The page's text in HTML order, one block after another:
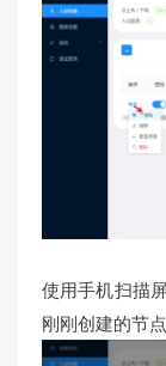
使用手机扫描
刚刚创建的节点